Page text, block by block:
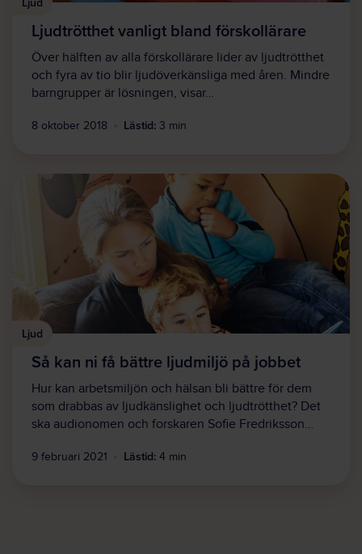
Ljudtrötthet vanligt bland förskollärare
Över hälften av alla förskollärare lider av ljudtrötthet
och fyra av tio blir ljudöverkänsliga med åren. Mindre
barngrupper är lösningen, visar…
8 oktober 2018 Lästid: 3 min
Ljud
Så kan ni få bättre ljudmiljö på jobbet
Hur kan arbetsmiljön och hälsan bli bättre för dem
som drabbas av ljudkänslighet och ljudtrötthet? Det
ska audionomen och forskaren Sofie Fredriksson…
9 februari 2021 Lästid: 4 min